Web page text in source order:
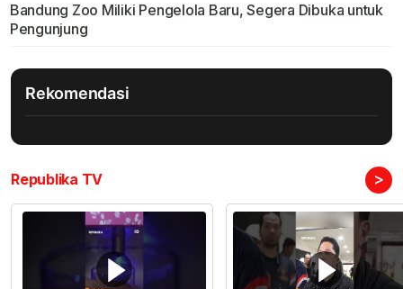
Bandung Zoo Miliki Pengelola Baru, Segera Dibuka untuk
Pengunjung
Rekomendasi
Republika TV >